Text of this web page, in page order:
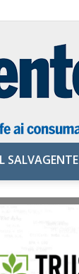
SALVAGENTE